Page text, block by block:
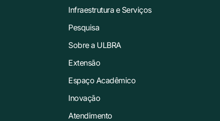
Infraestrutura e Serviços
Pesquisa
Sobre a ULBRA
Extensão
Espaço Acadêmico
Inovação
Atendimento